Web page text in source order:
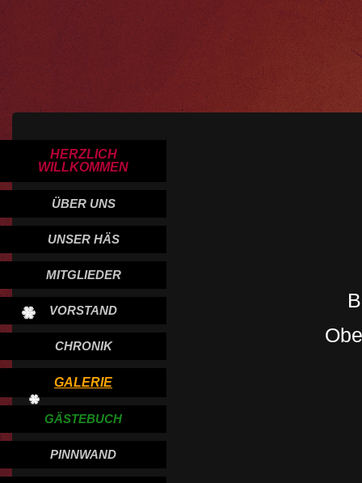
HERZLICH
WILLKOMMEN
ÜBER UNS
UNSER HÄS
MITGLIEDER
VORSTAND
CHRONIK
GALERIE
GÄSTEBUCH
PINNWAND